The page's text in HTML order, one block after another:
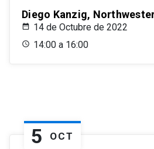
Diego Kanzig,
14 de Octubre de 2022
14:00 a 16:00
5 OCT